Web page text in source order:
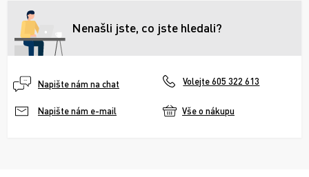
Nenašli jste, co jste hledali?
Napište nám na chat Volejte 605 322 613
Napište nám e-mail Vše o nákupu